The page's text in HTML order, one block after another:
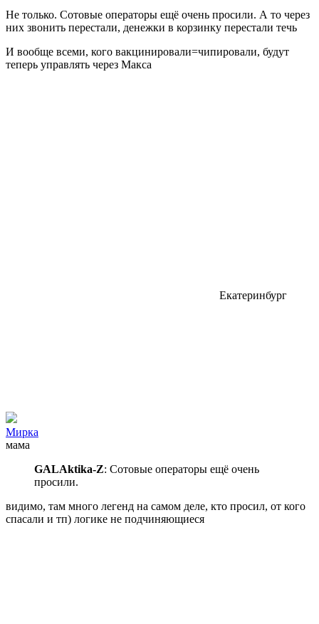
Не только. Сотовые операторы ещё очень просили. А то через
них звонить перестали, денежки в корзинку перестали течь
И вообще всеми, кого вакцинировали=чипировали, будут
теперь управлять через Макса
Екатеринбург
Мирка
мама
GALAktika-Z: Сотовые операторы ещё очень
просили.
видимо, там много легенд на самом деле, кто просил, от кого
спасали и тп) логике не подчиняющиеся